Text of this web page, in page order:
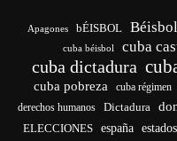
Apagones bÉISBOL Béisbol
cuba béisbol cuba
cuba dictadura
cuba pobreza cuba régimen
derechos humanos Dictadura
ELECCIONES españa